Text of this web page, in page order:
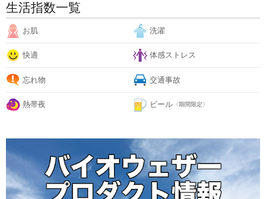
生活指数一覧
お肌 洗濯
快適 体感ストレス
忘れ物 交通事故
熱帯夜 ビール 〈期間限定〉